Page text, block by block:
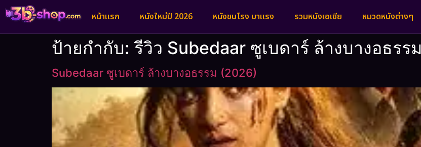
หน้าแรก หนังใหม่ปี 2026 หนังชนโรง มาแรง รวมหนังเอเชีย หมวดหนังต่างๆ
ป้ายกำกับ:รีวิว Subedaar ซูเบดาร์ ล้างบางอธรรม
Subedaar ซูเบดาร์ ล้างบางอธรรม (2026)